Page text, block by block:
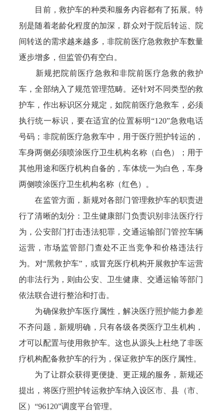
目前，救护车的种类和服务内容都有了拓展。特
别是随着老龄化程度的加深，群众对于院后转运、院
间转送的需求越来越多，非院前医疗急救救护车数量
逐步增多，但监管仍有空白。
新规把院前医疗急救和非院前医疗急救的救护
车，全部纳入了规范管理范畴。还针对不同类型的救
护车，作出标识区分规定，如院前医疗急救车，必须
执行统一标识，要在适宜的位置标明“120”急救电话
号码；非院前医疗急救车中，用于医疗照护转运的，
车身两侧必须喷涂医疗卫生机构名称（白色）；用于
其他用途和医疗机构自备的，车体统一为白色，车身
两侧喷涂医疗卫生机构名称（红色）。
在监管方面，新规对各部门管理救护车的职责进
行了清晰的划分：卫生健康部门负责识别非法医疗行
为，公安部门打击违法犯罪，交通运输部门管控车辆
运营，市场监管部门查处不正当竞争和价格违法行
为。对“黑救护车”，或冒充医疗机构开展救护车运营
的非法行为，则由公安、卫生健康、交通运输等部门
依法联合进行整治和打击。
为确保救护车医疗属性，解决医疗照护能力参差
不齐问题，新规明确，只有各级各类医疗卫生机构，
才可以配置与使用救护车。这也从源头上杜绝了非医
疗机构配备救护车的行为，保证救护车的医疗属性。
为了让群众获得更便捷、更正规的服务，新规还
提出，将医疗照护转运救护车纳入设区市、县（市、
区）“96120”调度平台管理。